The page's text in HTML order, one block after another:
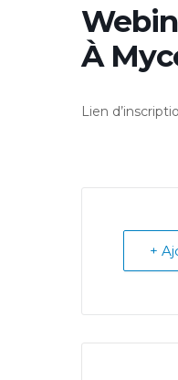
À
Lien
+